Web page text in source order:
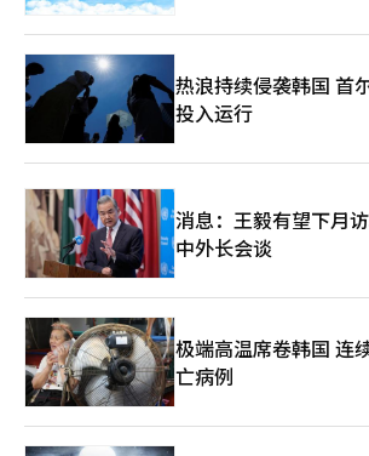
热浪持续侵袭韩国 首
投入运行
消息：王毅有望下月
中外长会谈
极端高温席卷韩国 连
亡病例